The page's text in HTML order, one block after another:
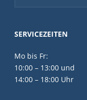
SERVICEZEITEN
Mo bis Fr:
10:00 – 13:00 und
14:00 – 18:00 Uhr